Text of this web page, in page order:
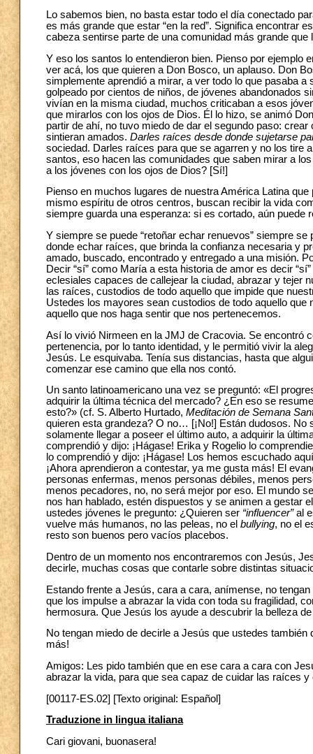
Lo sabemos bien, no basta estar todo el día conectado
es más grande que estar “en la red”. Significa encontrar
cabeza sentirse parte de una comunidad más grande
Y eso los santos lo entendieron bien. Pienso por ejemplo
ver acá, los que quieren a Don Bosco, un aplauso. Don
simplemente aprendió a mirar, a ver todo lo que pasaba
golpeado por cientos de niños, de jóvenes abandonados
vivían en la misma ciudad, muchos criticaban a esos
que mirarlos con los ojos de Dios. Él lo hizo, se animó
partir de ahí, no tuvo miedo de dar el segundo paso:
sintieran amados. Darles raíces desde donde sujetarse
sociedad. Darles raíces para que se agarren y no los tire
santos, eso hacen las comunidades que saben mirar a
a los jóvenes con los ojos de Dios? [Sí!]
Pienso en muchos lugares de nuestra América Latina
mismo espíritu de otros centros, buscan recibir la vida
siempre guarda una esperanza: si es cortado, aún puede
Y siempre se puede “retoñar echar renuevos” siempre
donde echar raíces, que brinda la confianza necesaria y
amado, buscado, encontrado y entregado a una misión.
Decir “sí” como María a esta historia de amor es decir
eclesiales capaces de callejear la ciudad, abrazar y tejer
las raíces, custodios de todo aquello que impide que
Ustedes los mayores sean custodios de todo aquello
aquello que nos haga sentir que nos pertenecemos.
Así lo vivió Nirmeen en la JMJ de Cracovia. Se encontró
pertenencia, por lo tanto identidad, y le permitió vivir la
Jesús. Le esquivaba. Tenía sus distancias, hasta que
comenzar ese camino que ella nos contó.
Un santo latinoamericano una vez se preguntó: «El
adquirir la última técnica del mercado? ¿En eso se
esto?» (cf. S. Alberto Hurtado, Meditación de Semana
quieren esta grandeza? O no… [¡No!] Están dudosos. No
solamente llegar a poseer el último auto, a adquirir la
comprendió y dijo: ¡Hágase! Erika y Rogelio lo
lo comprendió y dijo: ¡Hágase! Los hemos escuchado
¡Ahora aprendieron a contestar, ya me gusta más! El
personas enfermas, menos personas débiles, menos
menos pecadores, no, no será mejor por eso. El mundo
nos han hablado, estén dispuestos y se animen a gestar
ustedes jóvenes le pregunto: ¿Quieren ser “influencer”al
vuelve más humanos, no las peleas, no el bullying, no el
resto son buenos pero vacíos placebos.
Dentro de un momento nos encontraremos con Jesús,
decirle, muchas cosas que contarle sobre distintas
Estando frente a Jesús, cara a cara, anímense, no
que los impulse a abrazar la vida con toda su fragilidad,
hermosura. Que Jesús los ayude a descubrir la belleza
No tengan miedo de decirle a Jesús que ustedes
más!
Amigos: Les pido también que en ese cara a cara con
abrazar la vida, para que sea capaz de cuidar las raíces
[00117-ES.02] [Texto original: Español]
Traduzione in lingua italiana
Cari giovani, buonasera!